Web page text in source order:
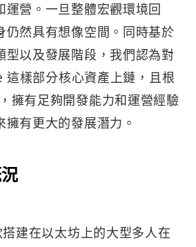
運營。一旦整體宏觀環境回
仍然具有想像空間。同時基於
型以及發展階段，我們認為對
樣部分核心資產上鏈，且根
擁有足夠開發能力和運營經驗
有更大的發展潛力。
建在以太坊上的大型多人在